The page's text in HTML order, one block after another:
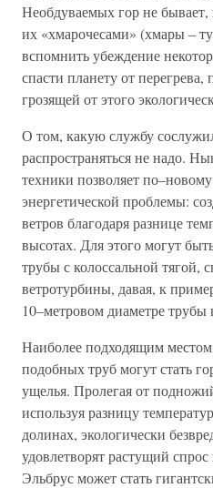
Необдуваемых гор не
их «хмарочесами» (хмары –
вспомнить убеждение
спасти планету от
грозящей от этого
О том, какую службу
распространяться не надо.
техники позволяет
энергетической проблемы:
ветров благодаря разнице
высотах. Для этого могут
трубы с колоссальной тягой,
ветротурбины, давая, к
10–метровом диаметре
Наиболее подходящим
подобных труб могут стать
ущелья. Пролегая от
используя разницу
долинах, экологически
удовлетворят растущий
Эльбрус может стать